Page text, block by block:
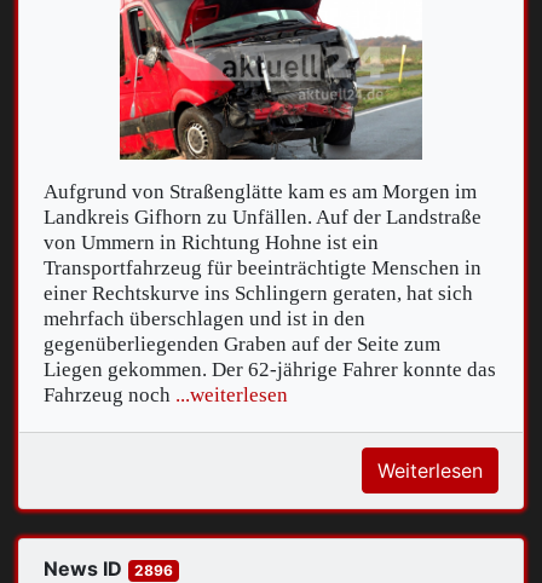
Aufgrund von Straßenglätte kam es am Morgen im
Landkreis Gifhorn zu Unfällen. Auf der Landstraße
von Ummern in Richtung Hohne ist ein
Transportfahrzeug für beeinträchtigte Menschen in
einer Rechtskurve ins Schlingern geraten, hat sich
mehrfach überschlagen und ist in den
gegenüberliegenden Graben auf der Seite zum
Liegen gekommen. Der 62-jährige Fahrer konnte das
Fahrzeug noch ...weiterlesen
Weiterlesen
News ID 2896